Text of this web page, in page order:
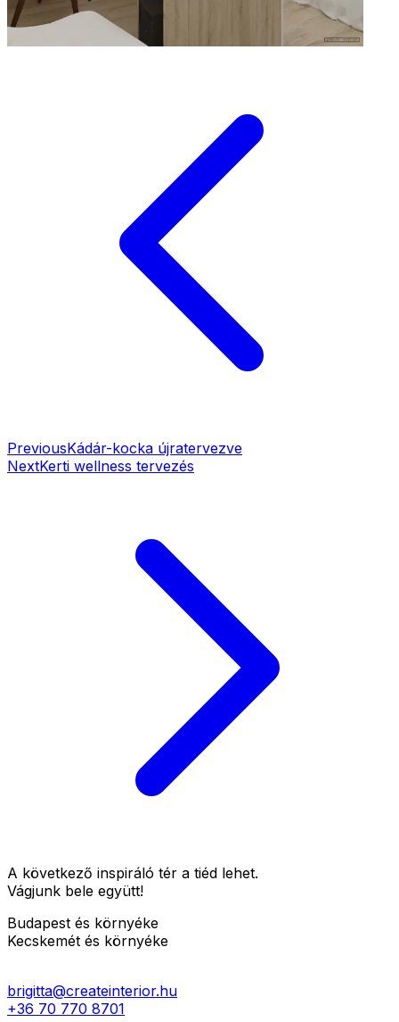
PreviousKádár-kocka újratervezve
NextKerti wellness tervezés
A következő inspiráló tér a tiéd lehet.
Vágjunk bele együtt!
Budapest és környéke
Kecskemét és környéke
brigitta@createinterior.hu
+36 70 770 8701